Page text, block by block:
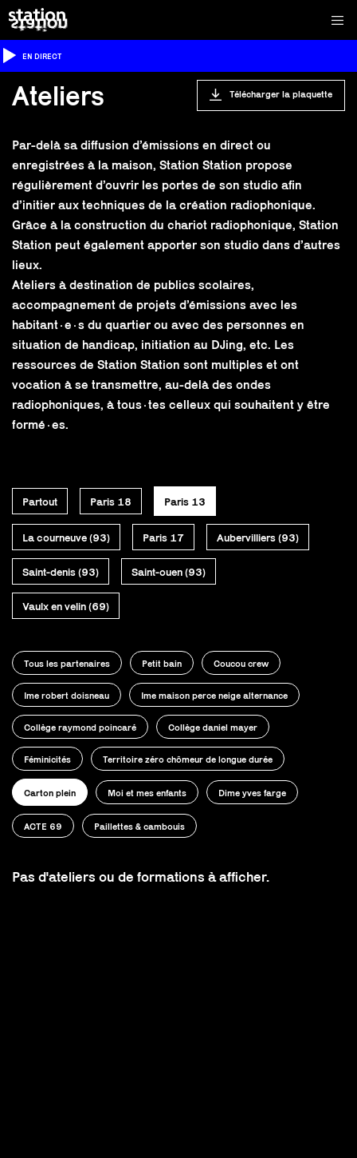
EN DIRECT
Ateliers Télécharger la plaquette
Par-delà sa diffusion d’émissions en direct ou
enregistrées à la maison, Station Station propose
régulièrement d’ouvrir les portes de son studio afin
d’initier aux techniques de la création radiophonique.
Grâce à la construction du chariot radiophonique, Station
Station peut également apporter son studio dans d’autres
lieux.
Ateliers à destination de publics scolaires,
accompagnement de projets d’émissions avec les
habitant·e·s du quartier ou avec des personnes en
situation de handicap, initiation au DJing, etc. Les
ressources de Station Station sont multiples et ont
vocation à se transmettre, au-delà des ondes
radiophoniques, à tous·tes celleux qui souhaitent y être
formé·es.
Partout Paris 18 Paris 13
La courneuve (93) Paris 17 Aubervilliers (93)
Saint-denis (93) Saint-ouen (93)
Vaulx en velin (69)
Tous les partenaires Petit bain Coucou crew
Ime robert doisneau Ime maison perce neige alternance
Collège raymond poincaré Collège daniel mayer
Féminicités Territoire zéro chômeur de longue durée
Carton plein Moi et mes enfants Dime yves farge
ACTE 69 Paillettes & cambouis
Pas d'ateliers ou de formations à afficher.